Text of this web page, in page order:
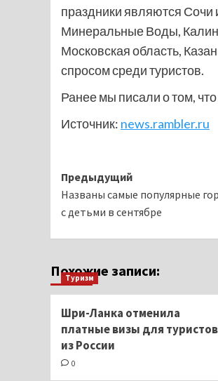
праздники являются Сочи
Минеральные Воды,
Московская область,
спросом среди туристов.
Ранее мы писали о том,
Источник: news.rambler.ru
Навигация
записи
Предыдущий
Названы самые популярные
с детьми в сентябре
Похожие записи:
Туризм
Шри-Ланка отменила
платные визы для туристов
из России
0